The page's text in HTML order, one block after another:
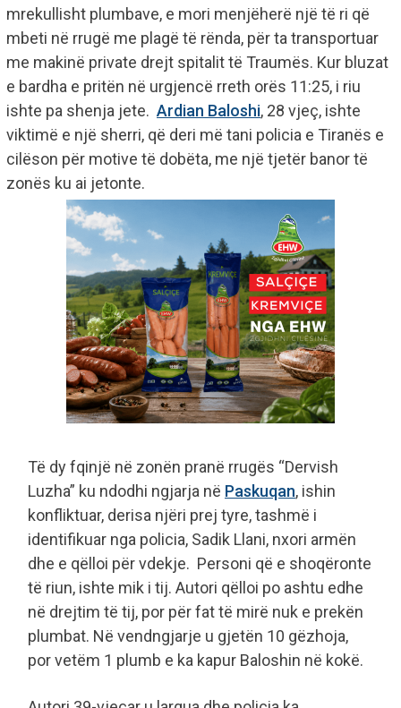
mrekullisht plumbave, e mori menjëherë një të ri që
mbeti në rrugë me plagë të rënda, për ta transportuar
me makinë private drejt spitalit të Traumës. Kur bluzat
e bardha e pritën në urgjencë rreth orës 11:25, i riu
ishte pa shenja jete. Ardian Baloshi, 28 vjeç, ishte
viktimë e një sherri, që deri më tani policia e Tiranës e
cilëson për motive të dobëta, me një tjetër banor të
zonës ku ai jetonte.
Të dy fqinjë në zonën pranë rrugës “Dervish
Luzha” ku ndodhi ngjarja në Paskuqan, ishin
konfliktuar, derisa njëri prej tyre, tashmë i
identifikuar nga policia, Sadik Llani, nxori armën
dhe e qëlloi për vdekje. Personi që e shoqëronte
të riun, ishte mik i tij. Autori qëlloi po ashtu edhe
në drejtim të tij, por për fat të mirë nuk e prekën
plumbat. Në vendngjarje u gjetën 10 gëzhoja,
por vetëm 1 plumb e ka kapur Baloshin në kokë.